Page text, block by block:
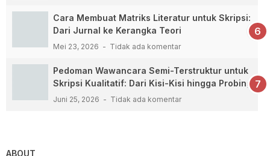
Cara Membuat Matriks Literatur untuk Skripsi:
Dari Jurnal ke Kerangka Teori
Mei 23, 2026 Tidak ada komentar
Pedoman Wawancara Semi-Terstruktur untuk
Skripsi Kualitatif: Dari Kisi-Kisi hingga Probing
Juni 25, 2026 Tidak ada komentar
ABOUT